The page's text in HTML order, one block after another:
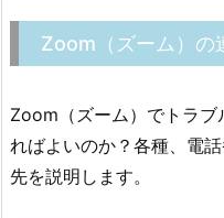
Zoom（ズーム）の
Zoom（ズーム）でトラ
ればよいのか？各種、電
先を説明します。